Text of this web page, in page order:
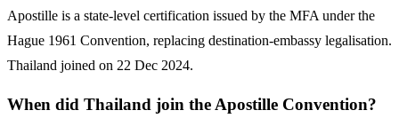
Apostille is a state-level certification issued by the MFA under the
Hague 1961 Convention, replacing destination-embassy legalisation.
Thailand joined on 22 Dec 2024.
When did Thailand join the Apostille Convention?